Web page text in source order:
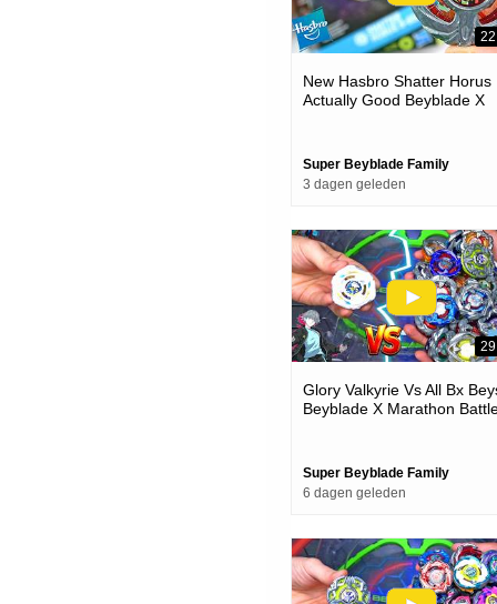
New Hasbro Shatter Horus
Actually Good Beyblade X
Super Beyblade Family
3 dagen geleden
Glory Valkyrie Vs All Bx
Beyblade X Marathon
Super Beyblade Family
6 dagen geleden